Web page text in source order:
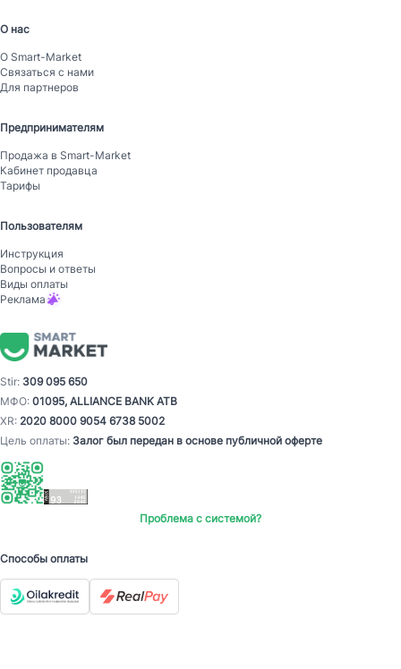
О нас
О Smart-Mаrket
Связаться с нами
Для партнеров
Предпринимателям
Продажа в Smart-Mаrket
Кабинет продавца
Тарифы
Пользователям
Инструкция
Вопросы и ответы
Виды оплаты
Реклама
Stir: 309 095 650
МФО: 01095, ALLIANCE BANK ATB
XR: 2020 8000 9054 6738 5002
Цель оплаты: Залог был передан в основе публичной оферте
Проблема с системой?
Способы оплаты